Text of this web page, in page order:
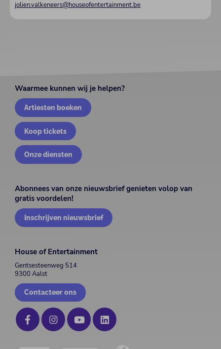
jolien.valkeneers@houseofentertainment.be
Waarmee kunnen wij je helpen?
Artiesten boeken
Koop tickets
Onze diensten
Abonnees van onze nieuwsbrief genieten volop van
gratis voordelen!
Inschrijven nieuwsbrief
House of Entertainment
Gentsesteenweg 514
9300 Aalst
Contacteer ons